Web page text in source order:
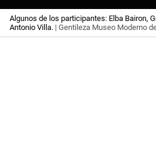
Algunos de los participantes: Elba Bairon,
Antonio Villa. | Gentileza Museo Moderno